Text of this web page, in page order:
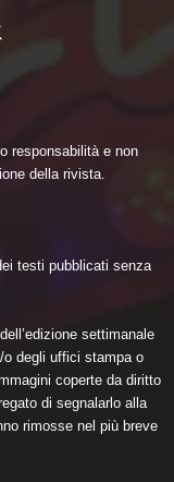
responsabilità e non
della rivista.
testi pubblicati senza
settimanale
degli uffici stampa o
coperte da diritto
di segnalarlo alla
rimosse nel più breve